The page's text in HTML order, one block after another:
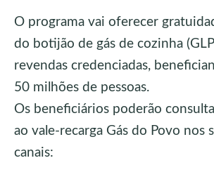
O programa vai oferecer
do botijão de gás de cozinha
revendas credenciadas,
50 milhões de pessoas.
Os beneficiários poderão
ao vale-recarga Gás do Povo nos
canais: